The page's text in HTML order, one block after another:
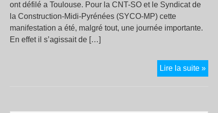
ont défilé a Toulouse. Pour la CNT-SO et le Syndicat de
la Construction-Midi-Pyrénées (SYCO-MP) cette
manifestation a été, malgré tout, une journée importante.
En effet il s’agissait de […]
Lire la suite »La